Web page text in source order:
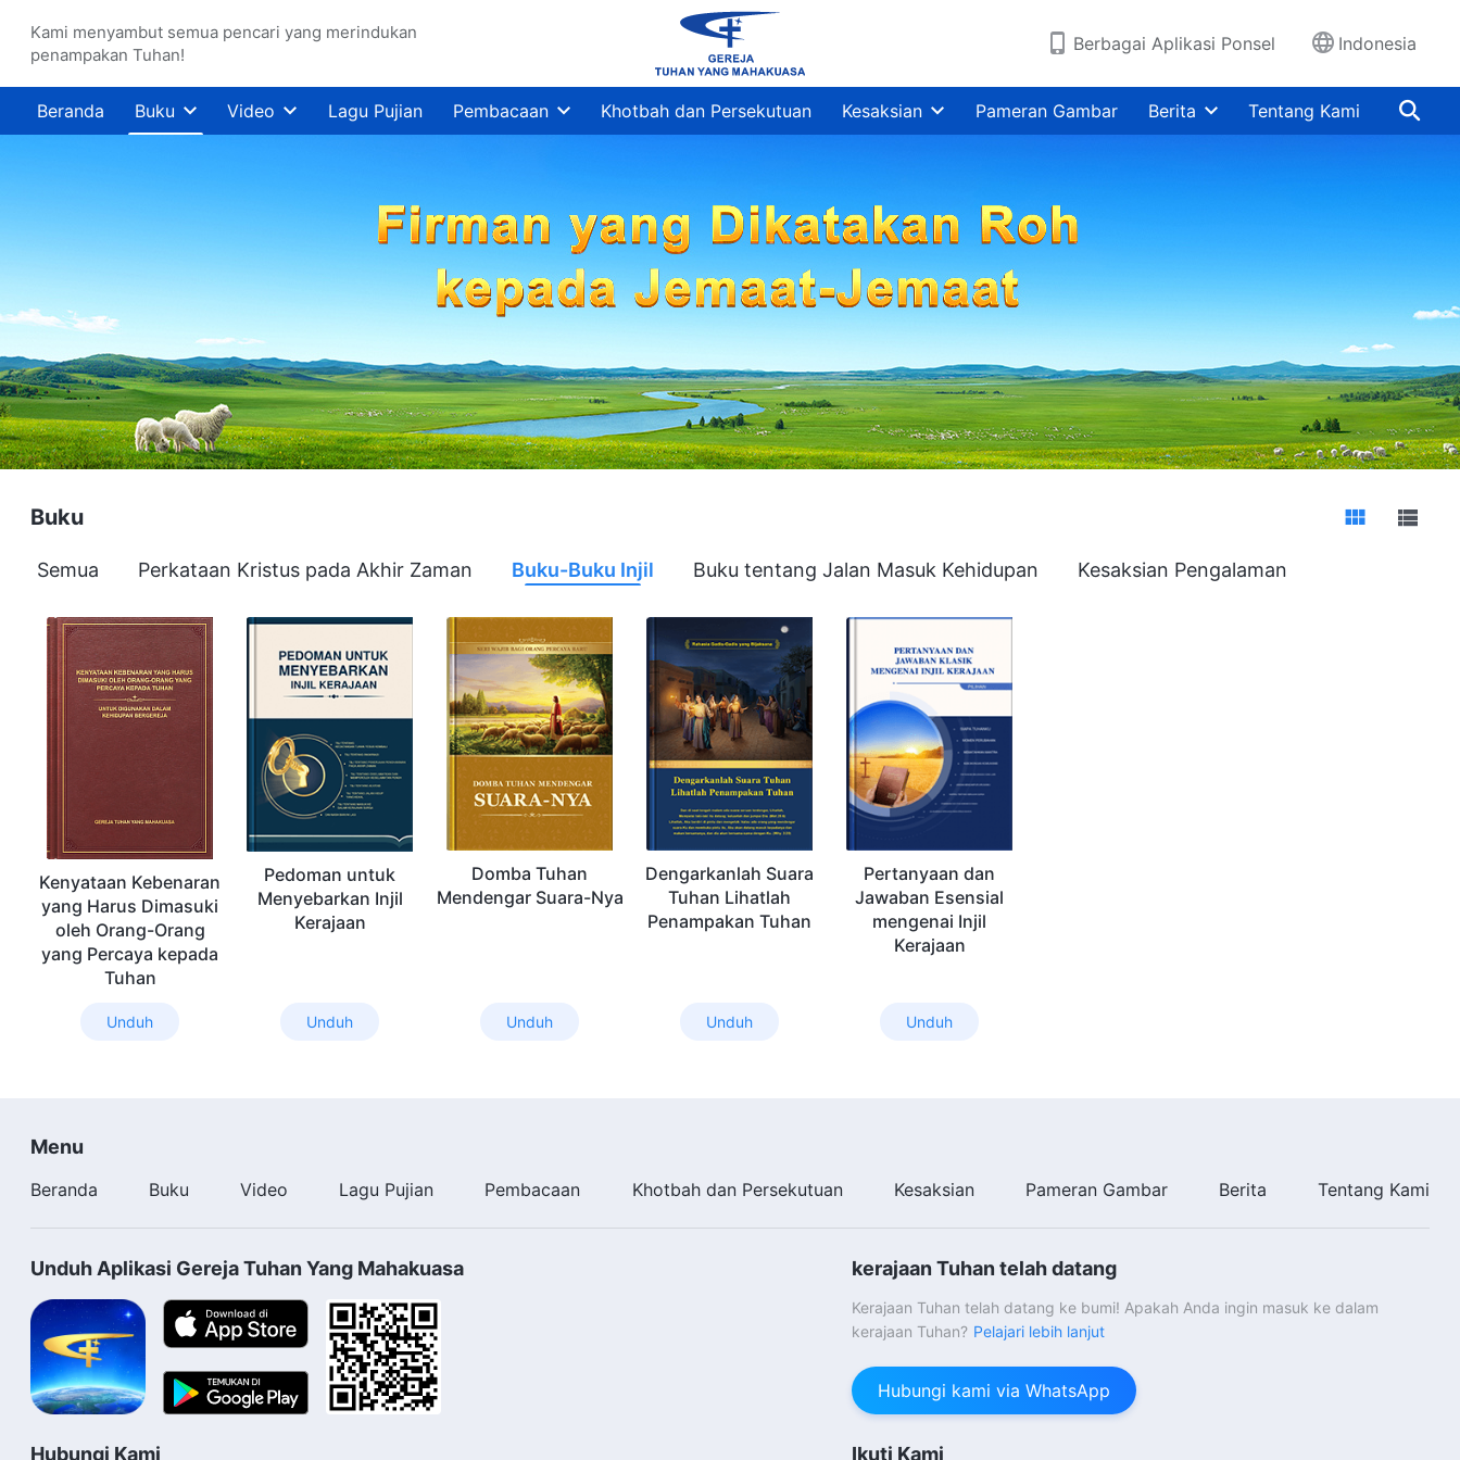
Kami menyambut semua pencari yang merindukan
penampakan Tuhan!
Berbagai Aplikasi Ponsel Indonesia
Beranda Buku Video Lagu Pujian Pembacaan Khotbah dan Persekutuan Kesaksian Pameran Gambar Berita Tentang Kami
Buku
Semua Perkataan Kristus pada Akhir Zaman Buku-Buku Injil Buku tentang Jalan Masuk Kehidupan Kesaksian Pengalaman
Kenyataan Kebenaran
yang Harus Dimasuki
oleh Orang-Orang
yang Percaya kepada
Tuhan
Unduh
Pedoman untuk
Menyebarkan Injil
Kerajaan
Unduh
Domba Tuhan
Mendengar Suara-Nya
Unduh
Dengarkanlah Suara
Tuhan Lihatlah
Penampakan Tuhan
Unduh
Pertanyaan dan
Jawaban Esensial
mengenai Injil
Kerajaan
Unduh
Menu
Beranda Buku Video Lagu Pujian Pembacaan Khotbah dan Persekutuan Kesaksian Pameran Gambar Berita Tentang Kami
Unduh Aplikasi Gereja Tuhan Yang Mahakuasa
Hubungi Kami
kerajaan Tuhan telah datang
Kerajaan Tuhan telah datang ke bumi! Apakah Anda ingin masuk ke dalam
kerajaan Tuhan? Pelajari lebih lanjut
Hubungi kami via WhatsApp
Ikuti Kami